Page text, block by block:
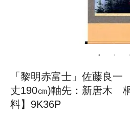
「黎明赤富士」佐藤良
丈190㎝)軸先：新唐木
料】9K36P